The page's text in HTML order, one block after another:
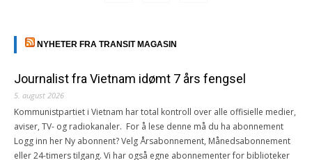
NYHETER FRA TRANSIT MAGASIN
Journalist fra Vietnam idømt 7 års fengsel
5. august 2026
Kommunistpartiet i Vietnam har total kontroll over alle offisielle medier,
aviser, TV- og radiokanaler. For å lese denne må du ha abonnement
Logg inn her Ny abonnent? Velg Årsabonnement, Månedsabonnement
eller 24-timers tilgang. Vi har også egne abonnementer for biblioteker